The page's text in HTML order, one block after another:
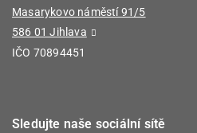
Masarykovo náměstí 91/5
586 01 Jihlava
IČO 70894451
Sledujte naše sociální sítě